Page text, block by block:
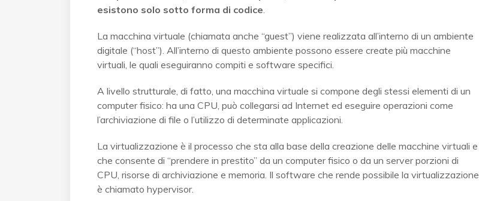
esistono solo sotto forma di codice.
La macchina virtuale (chiamata anche “guest”) viene realizzata all’interno di un ambiente
digitale (“host”). All’interno di questo ambiente possono essere create più macchine
virtuali, le quali eseguiranno compiti e software specifici.
A livello strutturale, di fatto, una macchina virtuale si compone degli stessi elementi di un
computer fisico: ha una CPU, può collegarsi ad Internet ed eseguire operazioni come
l’archiviazione di file o l’utilizzo di determinate applicazioni.
La virtualizzazione è il processo che sta alla base della creazione delle macchine virtuali e
che consente di “prendere in prestito” da un computer fisico o da un server porzioni di
CPU, risorse di archiviazione e memoria. Il software che rende possibile la virtualizzazione
è chiamato hypervisor.